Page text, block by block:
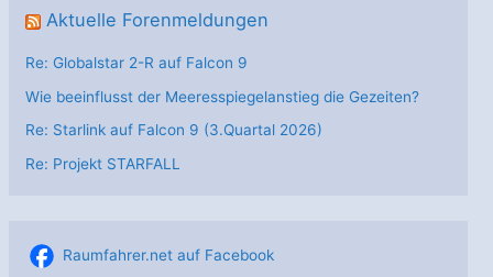
Aktuelle Forenmeldungen
Re: Globalstar 2-R auf Falcon 9
Wie beeinflusst der Meeresspiegelanstieg die Gezeiten?
Re: Starlink auf Falcon 9 (3.Quartal 2026)
Re: Projekt STARFALL
Raumfahrer.net auf Facebook